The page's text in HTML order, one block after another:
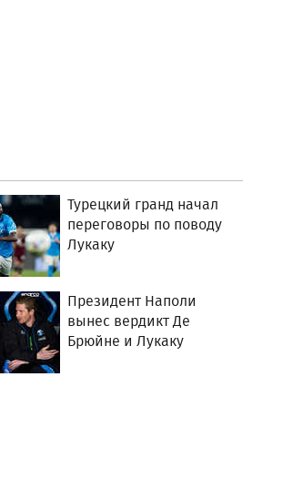
Турецкий гранд начал
переговоры по поводу
Лукаку
Президент Наполи
вынес вердикт Де
Брюйне и Лукаку